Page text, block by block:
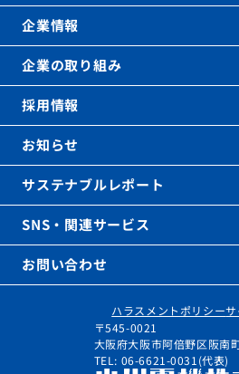
〒545-0021
大阪府大阪市阿倍野区阪南
TEL: 06-6621-0031(代表)
ハラスメントポリシー
企業情報
企業の取り組み
採用情報
お知らせ
サステナブルレポート
SNS・関連サービス
お問い合わせ